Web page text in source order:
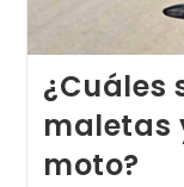
¿Cuáles
maletas
moto?